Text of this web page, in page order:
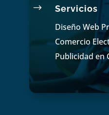
$ Servicios
Diseño Web
Comercio
Publicidad en